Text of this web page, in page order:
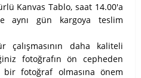
Kanvas Tablo, saat 14.00'a
aynı gün kargoya teslim
çalışmasının daha kaliteli
fotoğrafın ön cepheden
fotoğraf olmasına önem